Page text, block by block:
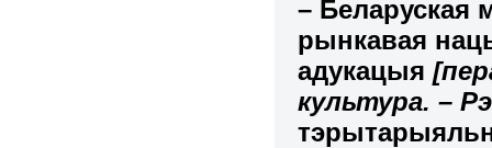
– Беларуская
рынкавая
адукацыя [
культура. –